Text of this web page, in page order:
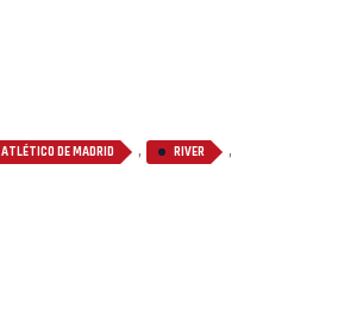
ATLÉTICO DE MADRID , RIVER ,